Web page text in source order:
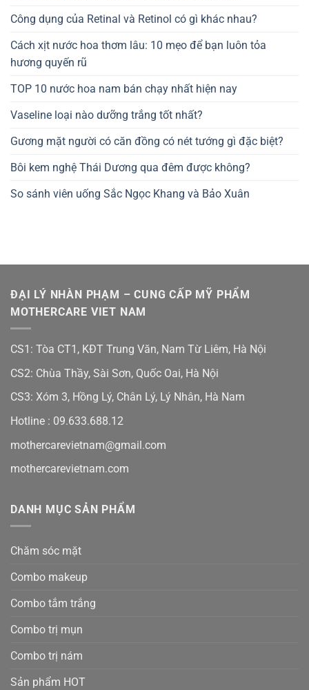
Công dụng của Retinal và Retinol có gì khác nhau?
Cách xịt nước hoa thơm lâu: 10 mẹo để bạn luôn tỏa
hương quyến rũ
TOP 10 nước hoa nam bán chạy nhất hiện nay
Vaseline loại nào dưỡng trắng tốt nhất?
Gương mặt người có căn đồng có nét tướng gì đặc biệt?
Bôi kem nghệ Thái Dương qua đêm được không?
So sánh viên uống Sắc Ngọc Khang và Bảo Xuân
ĐẠI LÝ NHÀN PHẠM – CUNG CẤP MỸ PHẨM
MOTHERCARE VIET NAM
CS1: Tòa CT1, KĐT Trung Văn, Nam Từ Liêm, Hà Nội
CS2: Chùa Thầy, Sài Sơn, Quốc Oai, Hà Nội
CS3: Xóm 3, Hồng Lý, Chân Lý, Lý Nhân, Hà Nam
Hotline : 09.633.688.12
mothercarevietnam@gmail.com
mothercarevietnam.com
DANH MỤC SẢN PHẨM
Chăm sóc mặt
Combo makeup
Combo tắm trắng
Combo trị mụn
Combo trị nám
Sản phẩm HOT